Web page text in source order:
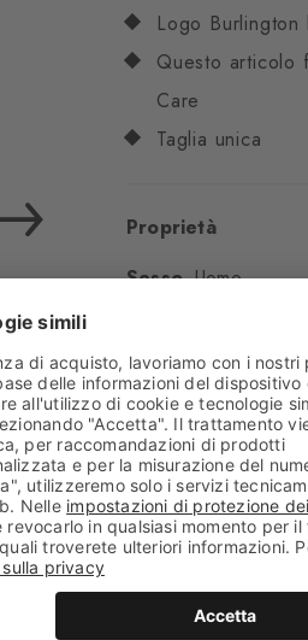
Logo Burlington
Questo articolo
Care
Taglia unica
Proprietà
Sesso Uomo
Trasparenza
Materiale 65%
Aspetto Acoste
Lunghezza del
Comfort
Tipo di bordino A
Imbottitura
Normale